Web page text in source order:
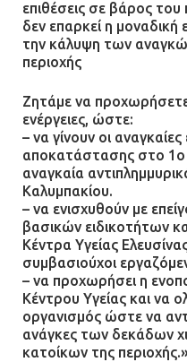
επιθέσεις σε βάρος
δεν επαρκεί η μοναδική
την κάλυψη των
περιοχής
Ζητάμε να προχωρήσετε
ενέργειες, ώστε:
– να γίνουν οι
αποκατάστασης στο 1ο
αναγκαία
Καλυμπακίου.
– να ενισχυθούν με
βασικών ειδικοτήτων
Κέντρα Υγείας
συμβασιούχοι
– να προχωρήσει η
Κέντρου Υγείας και να
οργανισμός ώστε να
ανάγκες των δεκάδων
κατοίκων της